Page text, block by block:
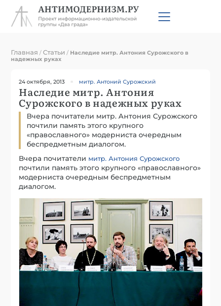
Главная /Статьи / Наследие митр. Антония Сурожского в
надежных руках
24 октября, 2013 митр. Антоний Сурожский
Наследие митр. Антония
Сурожского в надежных руках
Вчера почитатели митр. Антония Сурожского
почтили память этого крупного
«православного» модерниста очередным
беспредметным диалогом.
Вчера почитатели митр. Антония Сурожского
почтили память этого крупного «православного»
модерниста очередным беспредметным
диалогом.